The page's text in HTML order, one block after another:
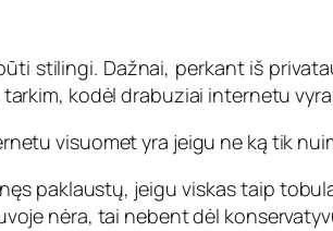
stilingi. Dažnai, perkant iš
kodėl drabuziai internetu
visuomet yra jeigu ne ką tik
paklaustų, jeigu viskas taip
nėra, tai nebent dėl